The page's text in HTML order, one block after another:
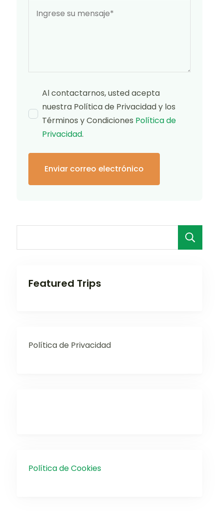
Al contactarnos, usted acepta
nuestra Política de Privacidad y los
Términos y Condiciones Política de
Privacidad.
Featured Trips
Política de Privacidad
Política de Cookies